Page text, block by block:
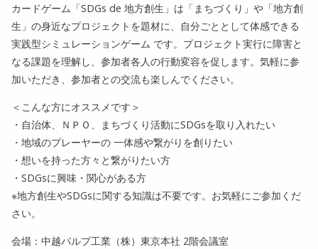
カードゲーム「SDGs de 地方創生」は「まちづくり」や「地方創
生」の身近なプロジェクトを題材に、自分ごととして体感できる
実践型シミュレーションゲーム です。プロジェクト実行に障害と
なる課題を理解し、参加者各人の行動変容を促します。気軽に参
加いただき、参加者との交流も楽しんでください。
＜こんな方にオススメです＞
・自治体、ＮＰＯ、まちづくり活動にSDGsを取り入れたい
・地域のプレーヤーの 一体感や繋がりを創りたい
・想いを持った方々と繋がりたい方
・SDGsに興味・関心がある方
※地方創生やSDGsに関する知識は不要です。お気軽にご参加くだ
さい。
会場：中越パルプ工業（株）東京本社 2階会議室